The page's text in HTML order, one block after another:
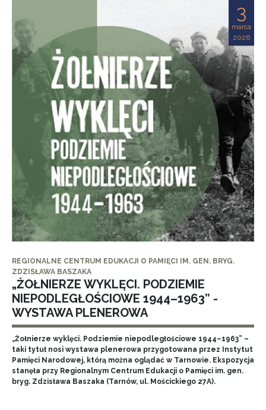
3
marca
2026
REGIONALNE CENTRUM EDUKACJI O PAMIĘCI IM. GEN. BRYG.
ZDZISŁAWA BASZAKA
„ŻOŁNIERZE WYKLĘCI. PODZIEMIE
NIEPODLEGŁOŚCIOWE 1944–1963” -
WYSTAWA PLENEROWA
„Żołnierze wyklęci. Podziemie niepodległościowe 1944–1963” –
taki tytuł nosi wystawa plenerowa przygotowana przez Instytut
Pamięci Narodowej, którą można oglądać w Tarnowie. Ekspozycja
stanęła przy Regionalnym Centrum Edukacji o Pamięci im. gen.
bryg. Zdzisława Baszaka (Tarnów, ul. Mościckiego 27A).